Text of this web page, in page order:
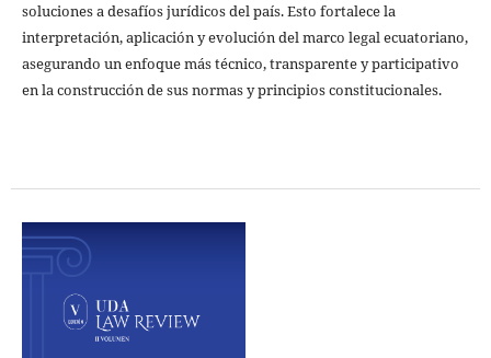
soluciones a desafíos jurídicos del país. Esto fortalece la
interpretación, aplicación y evolución del marco legal ecuatoriano,
asegurando un enfoque más técnico, transparente y participativo
en la construcción de sus normas y principios constitucionales.